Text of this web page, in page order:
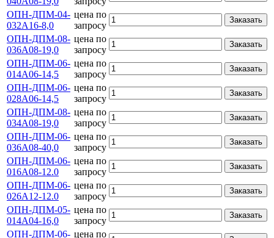
ОПН-ДПМ-04-
032А16-8,0
цена по
запросу
Заказать
ОПН-ДПМ-08-
036А08-19,0
цена по
запросу
Заказать
ОПН-ДПМ-06-
014А06-14,5
цена по
запросу
Заказать
ОПН-ДПМ-06-
028А06-14,5
цена по
запросу
Заказать
ОПН-ДПМ-08-
034А08-19,0
цена по
запросу
Заказать
ОПН-ДПМ-06-
036А08-40,0
цена по
запросу
Заказать
ОПН-ДПМ-06-
016А08-12.0
цена по
запросу
Заказать
ОПН-ДПМ-06-
026А12-12.0
цена по
запросу
Заказать
ОПН-ДПМ-05-
014А04-16,0
цена по
запросу
Заказать
ОПН-ДПМ-06- цена по